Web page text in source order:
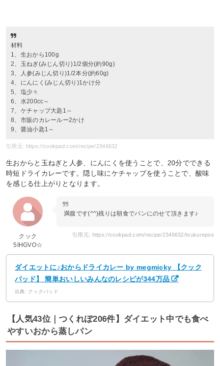
材料
1、生おから100g
2、玉ねぎ(みじん切り)1/2個分(約90g)
3、人参(みじん切り)1/2本分(約60g)
4、にんにく(みじん切り)1かけ分
5、塩少々
6、水200cc～
7、ケチャップ大匙1～
8、市販のカレールー2かけ
9、醤油小匙1～
引用元: https://cookpad.com/recipe/2346632
生おからと玉ねぎと人参、にんにくを使うことで、20分でできる
時短ドライカレーです。隠し味にケチャップを使うことで、酸味
を感じる仕上がりとなります。
クック
5IHGVO☆
満腹です(^^)残りは朝食でパンにのせて頂きます♪
引用元: https://cookpad.com/recipe/2346632/tsukurepos
ダイエットに♪おからドライカレー by megmicky 【クック
パッド】 簡単おいしいみんなのレシピが344万品
出典: クックパッド
【人気43位｜つくれぽ206件】ダイエット中でも食べ
やすいおから蒸しパン